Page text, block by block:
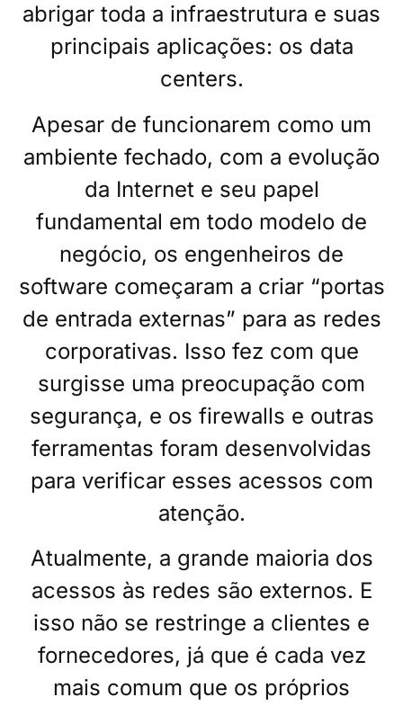
abrigar toda a infraestrutura e suas
principais aplicações: os data
centers.
Apesar de funcionarem como um
ambiente fechado, com a evolução
da Internet e seu papel
fundamental em todo modelo de
negócio, os engenheiros de
software começaram a criar “portas
de entrada externas” para as redes
corporativas. Isso fez com que
surgisse uma preocupação com
segurança, e os firewalls e outras
ferramentas foram desenvolvidas
para verificar esses acessos com
atenção.
Atualmente, a grande maioria dos
acessos às redes são externos. E
isso não se restringe a clientes e
fornecedores, já que é cada vez
mais comum que os próprios